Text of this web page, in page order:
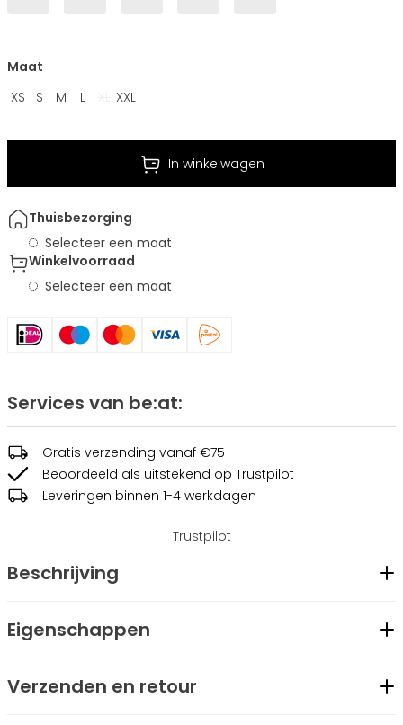
Maat
XS
S M L XXL
In winkelwagen
Thuisbezorging
Selecteer een maat
Winkelvoorraad
Selecteer een maat
Services van be:at:
Gratis verzending vanaf €75
Beoordeeld als uitstekend op Trustpilot
Leveringen binnen 1-4 werkdagen
Trustpilot
Beschrijving
met zijn geborduurde college patch logo. Deze regular fit
Eigenschappen
Merk
be:at
Verzenden en retour